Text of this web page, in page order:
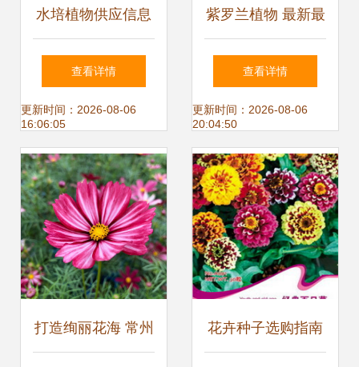
水培植物供应信息
批发、价格与选购
指南
查看详情
更新时间：2026-08-06
16:06:05
紫罗兰植物 最新最
全产品参考信息与
花卉种子指南
查看详情
更新时间：2026-08-06
20:04:50
打造绚丽花海 常州 花卉种子选购指南